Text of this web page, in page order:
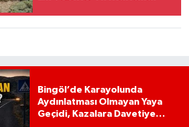
Bingöl’de Karayolunda
Aydınlatması Olmayan Yaya
Geçidi, Kazalara Davetiye